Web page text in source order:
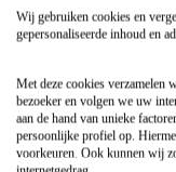
Airfryer
Frituurpan
Contactgrill
Broodbakmachine
Broodrooster
Wij gebruiken cookies en
gepersonaliseerde inhoud en
Met deze cookies verzamelen
bezoeker en volgen we uw
aan de hand van unieke
persoonlijke profiel op.
voorkeuren. Ook kunnen wij